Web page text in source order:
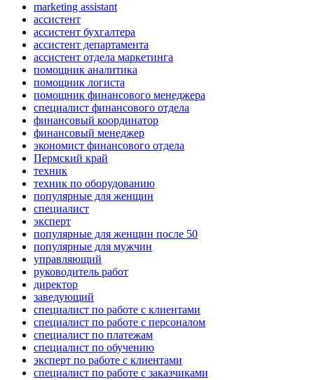
marketing assistant
ассистент
ассистент бухгалтера
ассистент департамента
ассистент отдела маркетинга
помощник аналитика
помощник логиста
помощник финансового менеджера
специалист финансового отдела
финансовый координатор
финансовый менеджер
экономист финансового отдела
Пермский край
техник
техник по оборудованию
популярные для женщин
специалист
эксперт
популярные для женщин после 50
популярные для мужчин
управляющий
руководитель работ
директор
заведующий
специалист по работе с клиентами
специалист по работе с персоналом
специалист по платежам
специалист по обучению
эксперт по работе с клиентами
специалист по работе с заказчиками